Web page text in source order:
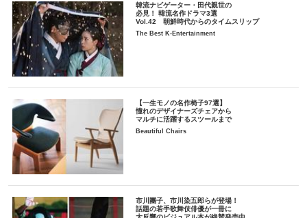
韓流ナビゲーター・田代親世の
必見！ 韓流名作ドラマ3選
Vol.42 朝鮮時代からのタイムスリップ
The Best K-Entertainment
【一生モノの名作椅子97選】
憧れのデザイナーズチェアから
マルチに活躍するスツールまで
Beautiful Chairs
市川團子、市川染五郎らが登場！
話題の若手歌舞伎俳優が一冊に